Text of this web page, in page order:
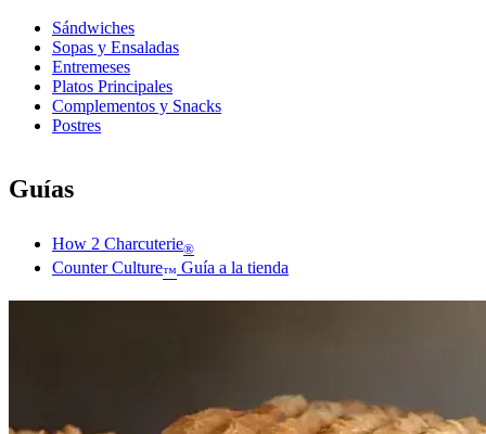
Sándwiches
Sopas y Ensaladas
Entremeses
Platos Principales
Complementos y Snacks
Postres
Guías
How 2 Charcuterie®
Counter Culture™ Guía a la tienda